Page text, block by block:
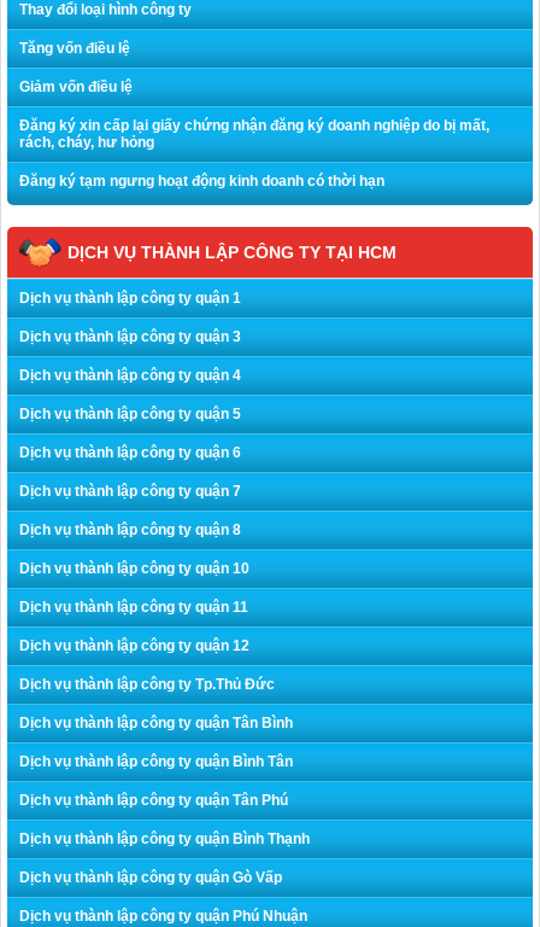
Thay đổi loại hình công ty
Tăng vốn điều lệ
Giảm vốn điều lệ
Đăng ký xin cấp lại giấy chứng nhận đăng ký doanh nghiệp do bị mất,
rách, cháy, hư hỏng
Đăng ký tạm ngưng hoạt động kinh doanh có thời hạn
DỊCH VỤ THÀNH LẬP CÔNG TY TẠI HCM
Dịch vụ thành lập công ty quận 1
Dịch vụ thành lập công ty quận 3
Dịch vụ thành lập công ty quận 4
Dịch vụ thành lập công ty quận 5
Dịch vụ thành lập công ty quận 6
Dịch vụ thành lập công ty quận 7
Dịch vụ thành lập công ty quận 8
Dịch vụ thành lập công ty quận 10
Dịch vụ thành lập công ty quận 11
Dịch vụ thành lập công ty quận 12
Dịch vụ thành lập công ty Tp.Thủ Đức
Dịch vụ thành lập công ty quận Tân Bình
Dịch vụ thành lập công ty quận Bình Tân
Dịch vụ thành lập công ty quận Tân Phú
Dịch vụ thành lập công ty quận Bình Thạnh
Dịch vụ thành lập công ty quận Gò Vấp
Dịch vụ thành lập công ty quận Phú Nhuận